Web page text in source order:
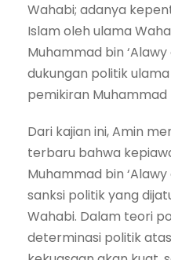
Wahabi; adanya
Islam oleh ulama
Muhammad bin
dukungan politik
pemikiran Muhammad
Dari kajian ini, Amin
terbaru bahwa
Muhammad bin
sanksi politik yang
Wahabi. Dalam teori
determinasi politik